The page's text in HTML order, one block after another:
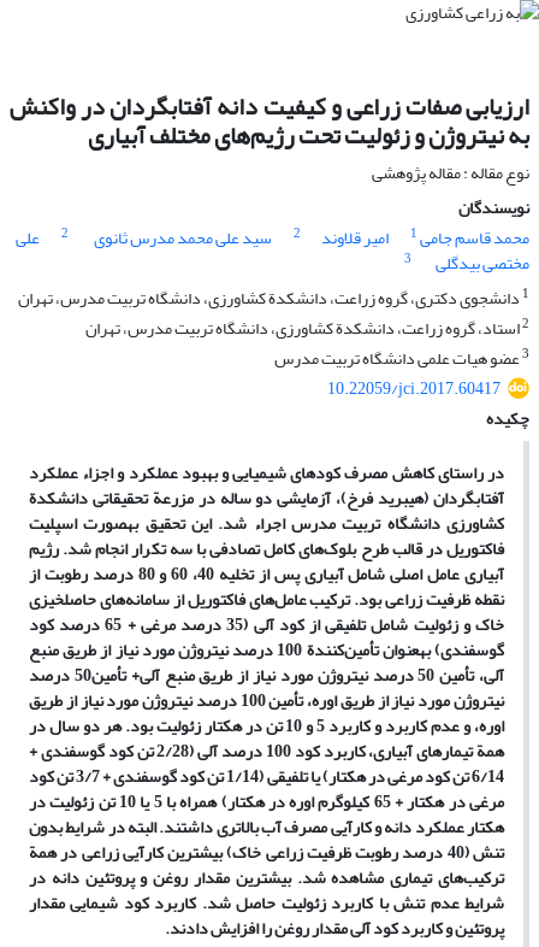
ارزیابی صفات زراعی و کیفیت دانه آفتابگردان در واکنش
به نیتروژن و زئولیت تحت رژیم‌های مختلف آبیاری
نوع مقاله : مقاله پژوهشی
نویسندگان
محمد قاسم جامی1 امیر قلاوند 2 سید علی محمد مدرس ثانوی 2 علی
مختصی بیدگلی
3
1 دانشجوی دکتری، گروه زراعت، دانشکدة کشاورزی، دانشگاه تربیت مدرس، تهران
2استاد، گروه زراعت، دانشکدة کشاورزی، دانشگاه تربیت مدرس، تهران
3عضو هیات علمی دانشگاه تربیت مدرس
10.22059/jci.2017.60417
چکیده
در راستای کاهش مصرف کودهای شیمیایی و بهبود عملکرد و اجزاء عملکرد
آفتابگردان (هیبرید فرخ)، آزمایشی دو ساله در مزرعة تحقیقاتی دانشکدة
کشاورزی دانشگاه تربیت مدرس اجراء شد. این تحقیق به‏صورت اسپلیت
فاکتوریل در قالب طرح بلوک‌های کامل تصادفی با سه تکرار انجام شد. رژیم
آبیاری عامل اصلی شامل آبیاری پس از تخلیه 40، 60 و 80 درصد رطوبت از
نقطه ظرفیت زراعی بود. ترکیب عامل‌های فاکتوریل از سامانه‌های حاصلخیزی
خاک و زئولیت شامل تلفیقی از کود آلی (35 درصد مرغی + 65 درصد کود
گوسفندی) به‏عنوان تأمین‌کنندة 100 درصد نیتروژن مورد نیاز از طریق منبع
آلی، تأمین 50 درصد نیتروژن مورد نیاز از طریق منبع آلی+ تأمین50 درصد
نیتروژن مورد نیاز از طریق اوره، تأمین 100 درصد نیتروژن مورد نیاز از طریق
اوره، و عدم کاربرد و کاربرد 5 و 10 تن در هکتار زئولیت بود. هر دو سال در
همة تیمارهای آبیاری، کاربرد کود 100 درصد آلی (2/28 تن کود گوسفندی +
6/14 تن کود مرغی در هکتار) یا تلفیقی (1/14 تن کود گوسفندی + 3/7 تن کود
مرغی در هکتار + 65 کیلوگرم اوره در هکتار) همراه با 5 یا 10 تن زئولیت در
هکتار عملکرد دانه و کارآیی مصرف آب بالاتری داشتند. البته در شرایط بدون
تنش (40 درصد رطوبت ظرفیت زراعی خاک) بیشترین کارآیی زراعی در همة
ترکیب‌های تیماری مشاهده شد. بیشترین مقدار روغن و پروتئین دانه در
شرایط عدم تنش با کاربرد زئولیت حاصل شد. کاربرد کود شیمایی مقدار
پروتئین و کاربرد کود آلی مقدار روغن را افزایش دادند.